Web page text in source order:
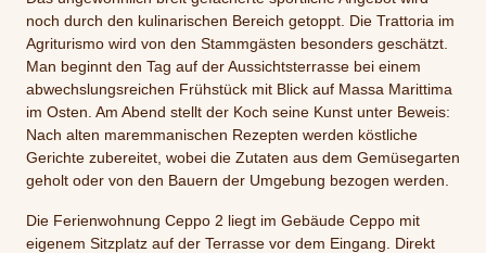
noch durch den kulinarischen Bereich getoppt. Die Trattoria im
Agriturismo wird von den Stammgästen besonders geschätzt.
Man beginnt den Tag auf der Aussichtsterrasse bei einem
abwechslungsreichen Frühstück mit Blick auf Massa Marittima
im Osten. Am Abend stellt der Koch seine Kunst unter Beweis:
Nach alten maremmanischen Rezepten werden köstliche
Gerichte zubereitet, wobei die Zutaten aus dem Gemüsegarten
geholt oder von den Bauern der Umgebung bezogen werden.
Die Ferienwohnung Ceppo 2 liegt im Gebäude Ceppo mit
eigenem Sitzplatz auf der Terrasse vor dem Eingang. Direkt